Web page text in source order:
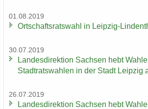
01.08.2019
Ort­schafts­rats­wahl in Leipzig-​
30.07.2019
Lan­des­di­rek­ti­on Sach­sen hebt
Stadt­rats­wah­len in der Stadt Leip­zig
26.07.2019
Lan­des­di­rek­ti­on Sach­sen hebt